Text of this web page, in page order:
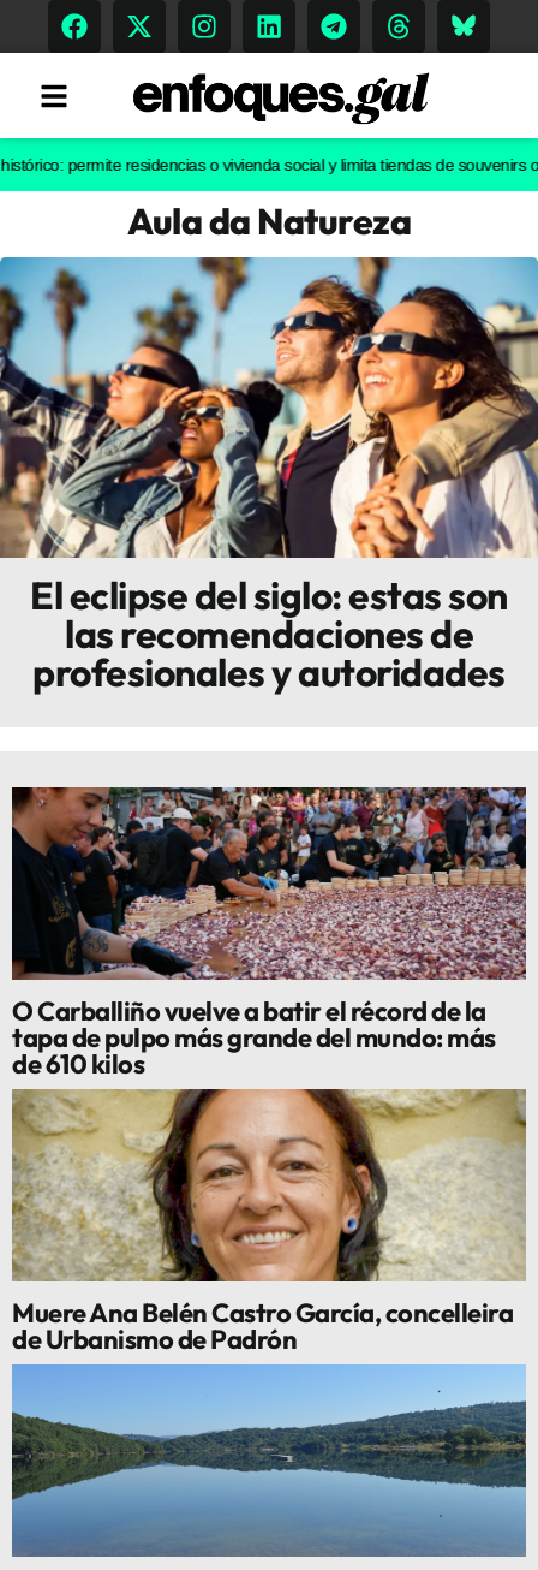
Memoria Histórica
Gastronomía
Escenarios
Sostenibilidad
Innova
permite residencias o vivienda social y limita tiendas de souvenirs o
Aula da Natureza
El eclipse del siglo: estas son
las recomendaciones de
profesionales y autoridades
O Carballiño vuelve a batir el récord de la
tapa de pulpo más grande del mundo: más
de 610 kilos
Muere Ana Belén Castro García, concelleira
de Urbanismo de Padrón